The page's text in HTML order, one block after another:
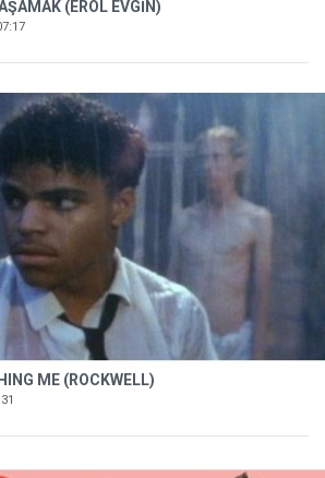
(EROL EVGİN)
ME (ROCKWELL)